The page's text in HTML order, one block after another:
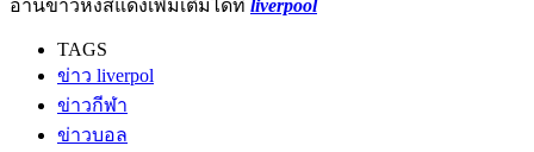
อ่านข่าวหงส์แดงเพิ่มเติมได้ที่ liverpool
TAGS
ข่าว liverpol
ข่าวกีฬา
ข่าวบอล